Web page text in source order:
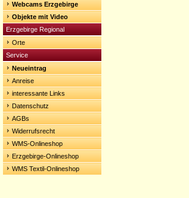
Webcams Erzgebirge
Objekte mit Video
Erzgebirge Regional
Orte
Service
Neueintrag
Anreise
interessante Links
Datenschutz
AGBs
Widerrufsrecht
WMS-Onlineshop
Erzgebirge-Onlineshop
WMS Textil-Onlineshop